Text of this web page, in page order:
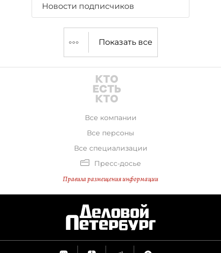
Новости подписчиков
Показать все
Все компании
Все персоны
Все специализации
Пресс-досье
Правила размещения информации